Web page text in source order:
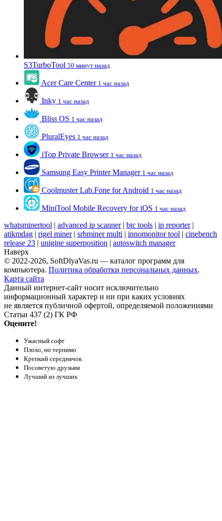
S3TurboTool 50 минут назад
Acer Care Center 1 час назад
Inky 1 час назад
Bliss OS 1 час назад
PluralEyes 1 час назад
iTop Private Browser 1 час назад
Samsung Easy Printer Manager 1 час назад
Coolmuster Lab.Fone for Android 1 час назад
MiniTool Mobile Recovery for iOS 1 час назад
whatsminertool | advanced ip scanner| btc tools | ip reporter|
atikmdag | rigel miner| srbminer multi | innomonitor tool | cinebench
release 23 | unigine superposition | autoswitch manager
Наверх
© 2022-2026, SoftDlyaVas.ru — каталог программ для
компьютера. Политика обработки персональных данных.
Карта сайта
Данный интернет-сайт носит исключительно
информационный характер и ни при каких условиях
не является публичной офертой, определяемой положениями
Статьи 437 (2) ГК РФ
Оцените!
Ужасный софт
Плохо, но терпимо
Крепкий середнячок
Посоветую друзьям
Лучший из лучших